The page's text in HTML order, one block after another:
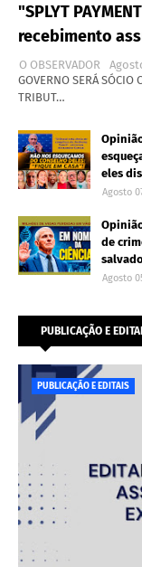
"SPLYT
recebimento
O OBSERVADOR
GOVERNO SERÁ SÓCIO
TRIBUT…
eles
Agosto
de
Agosto
PUBLICAÇÃO E
PUBLICAÇÃO E EDITAIS